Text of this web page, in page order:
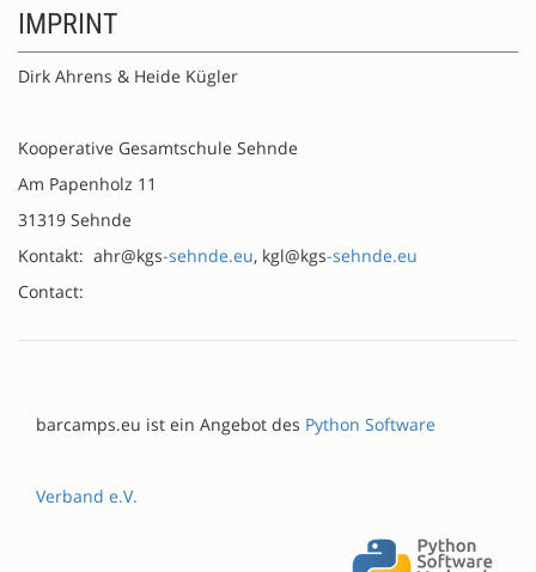
IMPRINT
Dirk Ahrens & Heide Kügler
Kooperative Gesamtschule Sehnde
Am Papenholz 11
31319 Sehnde
Kontakt: ahr@kgs-sehnde.eu, kgl@kgs-sehnde.eu
Contact:
barcamps.eu ist ein Angebot des Python Software
Verband e.V.